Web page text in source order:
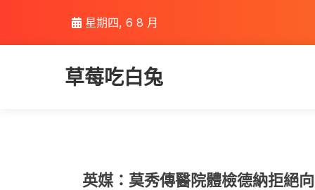
content
星期四, 6 8 月
草莓吃白兔
英媒：莫秀傳醫院體檢德納拒絕